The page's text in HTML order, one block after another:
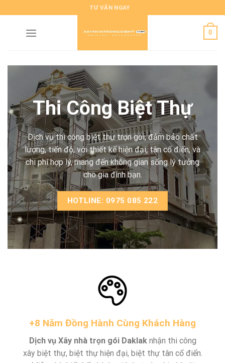
to
content
TƯ VẤN NGAY
0
Thi Công Biệt Thự
Dịch vụ thi công biệt thự trọn gói, đảm bảo chất
lượng, tiến độ, với thiết kế hiện đại, tân cổ điển, và
chi phí hợp lý, mang đến không gian sống lý tưởng
cho gia đình bạn.
HOTLINE: 0975 085 222
+8 Năm Đồng Hành Cùng Khách Hàng
Dịch vụ Xây nhà trọn gói Daklaknhận thi công
xây biệt thự, biệt thự hiện đại, biệt thự tân cổ điển.